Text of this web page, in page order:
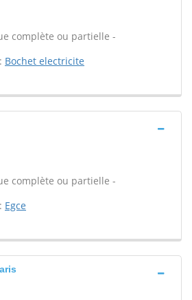
complète ou partielle -
Bochet electricite
complète ou partielle -
Egce